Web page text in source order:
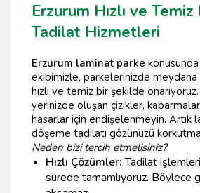
Erzurum Hızlı ve Temiz
Tadilat Hizmetleri
Erzurum laminat parke
ekibimizle, parkelerinizde meydana
hızlı ve temiz bir şekilde
yerinizde oluşan çizikler,
hasarlar için endişelenmeyin. Artık
döşeme tadilatı gözünüzü
Neden bizi tercih etmelisiniz?
Hızlı Çözümler:Tadilat
sürede tamamlıyoruz. Böylece